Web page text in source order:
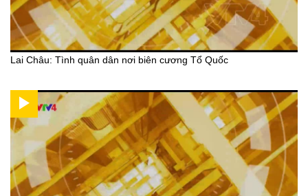
Lai Châu: Tình quân dân nơi biên cương Tổ Quốc